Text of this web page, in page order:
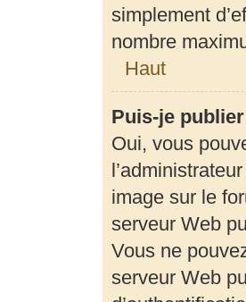
simplement
nombre
Haut
Puis-je
Oui, vous
image sur le
serveur Web
Vous ne
serveur Web